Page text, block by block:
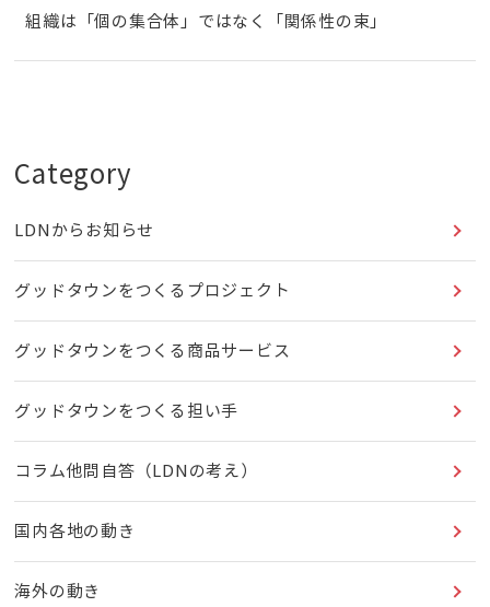
組織は「個の集合体」ではなく「関係性の束」
Category
LDNからお知らせ
グッドタウンをつくるプロジェクト
グッドタウンをつくる商品サービス
グッドタウンをつくる担い手
コラム他問自答（LDNの考え）
国内各地の動き
海外の動き